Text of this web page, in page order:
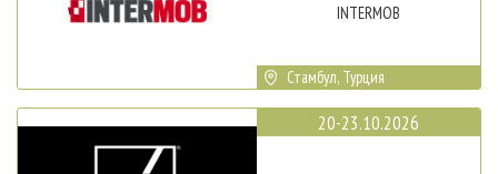
INTERMOB
Стамбул, Турция
20-23.10.2026